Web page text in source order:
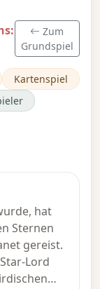
Zum
Grundspiel
Kartenspiel
hat
Sternen
gereist.
Lord